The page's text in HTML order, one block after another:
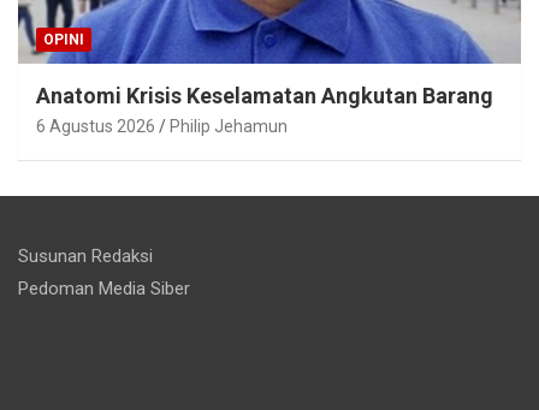
OPINI
Anatomi Krisis Keselamatan Angkutan Barang
6 Agustus 2026 Philip Jehamun
Susunan Redaksi
Pedoman Media Siber